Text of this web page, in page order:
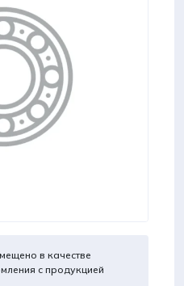
в качестве
с продукцией